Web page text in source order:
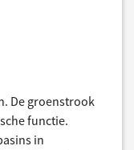
De groenstrook
functie.
in